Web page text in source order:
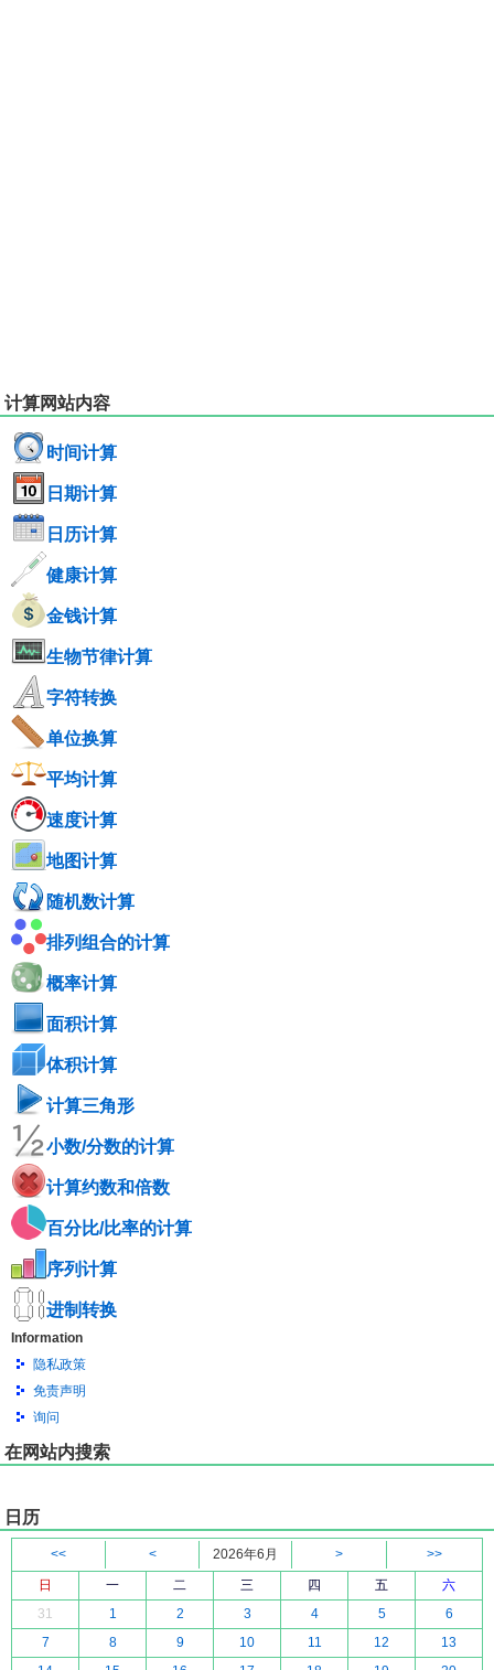
计算网站内容
时间计算
日期计算
日历计算
健康计算
金钱计算
生物节律计算
字符转换
单位换算
平均计算
速度计算
地图计算
随机数计算
排列组合的计算
概率计算
面积计算
体积计算
计算三角形
小数/分数的计算
计算约数和倍数
百分比/比率的计算
序列计算
进制转换
Information
隐私政策
免责声明
询问
在网站内搜索
日历
<< < 2026年6月 >
>>
日
一 二 三 四 五
六
31
1 2 3 4 5
6
7
8 9 10 11 12
13